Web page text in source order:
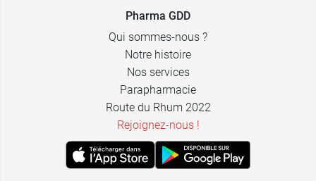
Pharma GDD
Qui sommes-nous ?
Notre histoire
Nos services
Parapharmacie
Route du Rhum 2022
Rejoignez-nous !